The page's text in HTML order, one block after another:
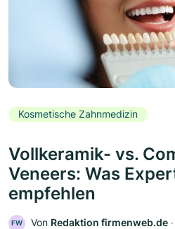
Kosmetische Zahnmedizin
Vollkeramik- vs.
Veneers: Was
empfehlen
FW Von Redaktion firmenweb.de ‧